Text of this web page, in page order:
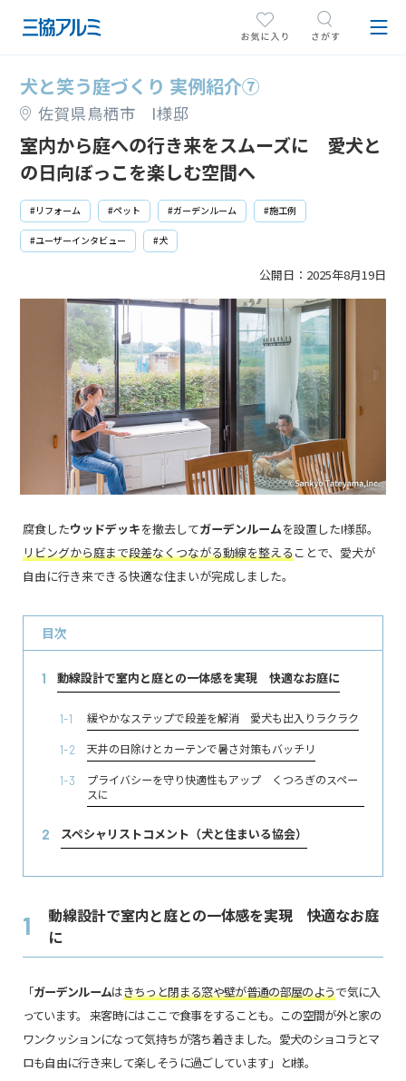
犬と笑う庭づくり 実例紹介⑦
佐賀県鳥栖市 I様邸
室内から庭への行き来をスムーズに 愛犬と
の日向ぼっこを楽しむ空間へ
#リフォーム #ペット #ガーデンルーム #施工例
#ユーザーインタビュー #犬
公開日： 2025年8月19日
腐食したウッドデッキを撤去してガーデンルームを設置したI様邸。
リビングから庭まで段差なくつながる動線を整えることで、愛犬が
自由に行き来できる快適な住まいが完成しました。
目次
1 動線設計で室内と庭との一体感を実現 快適なお庭に
1-1 緩やかなステップで段差を解消 愛犬も出入りラクラク
1-2 天井の日除けとカーテンで暑さ対策もバッチリ
1-3
プライバシーを守り快適性もアップ くつろぎのスペー
スに
2 スペシャリストコメント（犬と住まいる協会）
1
動線設計で室内と庭との一体感を実現 快適なお庭
に
「ガーデンルームはきちっと閉まる窓や壁が普通の部屋のようで気に入
っています。 来客時にはここで食事をすることも。この空間が外と家の
ワンクッションになって気持ちが落ち着きました。愛犬のショコラとマ
ロも自由に行き来して楽しそうに過ごしています」とI様。